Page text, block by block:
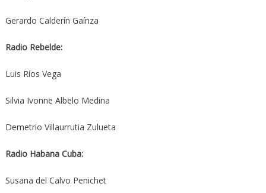
Gerardo Calderín Gaínza
Radio Rebelde:
Luis Ríos Vega
Silvia Ivonne Albelo Medina
Demetrio Villaurrutia Zulueta
Radio Habana Cuba:
Susana del Calvo Penichet